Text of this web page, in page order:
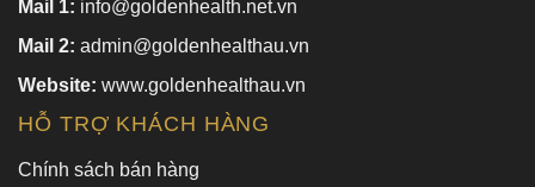
Mail 1: info@goldenhealth.net.vn
Mail 2: admin@goldenhealthau.vn
Website: www.goldenhealthau.vn
HỖ TRỢ KHÁCH HÀNG
Chính sách bán hàng